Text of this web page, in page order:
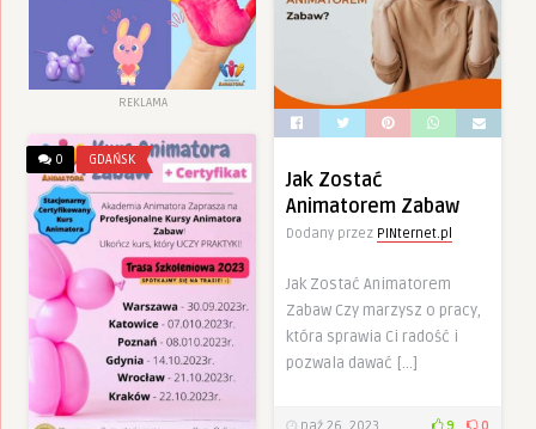
REKLAMA
Jak Zostać
Animatorem Zabaw
Dodany przez PINternet.pl
Jak Zostać Animatorem
Zabaw Czy marzysz o pracy,
która sprawia Ci radość i
pozwala dawać […]
0 GDAŃSK